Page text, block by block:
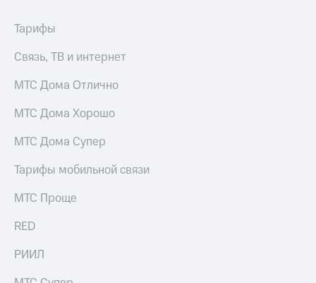
Контроль
аудит
акций
Описание
Программа
приобретения
выкупа
акций
Тарифы
Связь, ТВ и интернет
МТС Дома Отлично
МТС Дома Хорошо
МТС Дома Супер
Тарифы мобильной связи
МТС Проще
RED
РИИЛ